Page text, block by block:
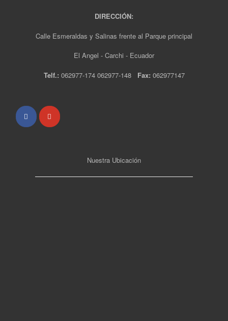
DIRECCIÓN:
Calle Esmeraldas y Salinas frente al Parque principal
El Angel - Carchi - Ecuador
Telf.: 062977-174 062977-148 Fax: 062977147
Nuestra Ubicación